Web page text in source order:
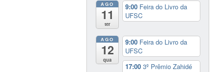
AGO
11
ter
9:00 Feira do Livro da
UFSC
AGO
12
qua
9:00 Feira do Livro da
UFSC
17:003º Prêmio Zahidé